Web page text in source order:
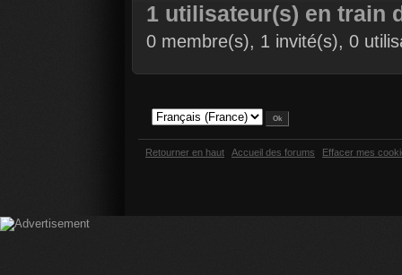
1 utilisateur(s) en train
0 membre(s), 1 invité(s), 0
Retourner en haut Accueil des forums Effacer mes